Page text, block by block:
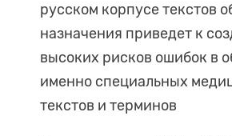
русском корпусе текстов
назначения приведет к
высоких рисков ошибок в
именно специальных
текстов и терминов